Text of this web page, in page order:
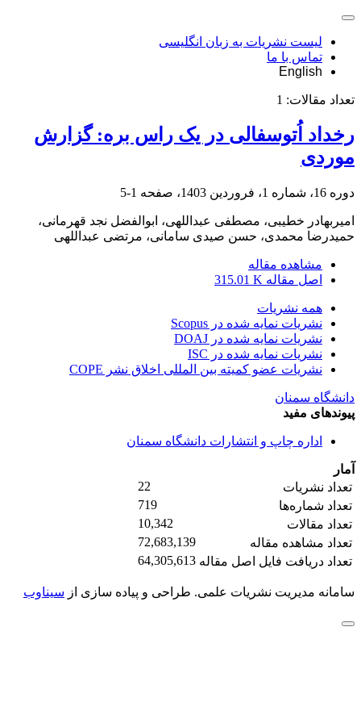
لیست نشریات به زبان انگلیسی
تماس با ما
English
تعداد مقالات: 1
رخداد اُتوسفالی در یک راس بره: گزارش
موردی
دوره 16، شماره 1، فروردین 1403، صفحه 1-5
امیربهادر خطیبی، مصطفی عبداللهی، ابوالفضل نجد قهرمانی،
حمیدرضا محمدی، حسن صیدی سامانی، مرتضی عبداللهی
مشاهده مقاله
اصل مقاله 315.01 K
همه نشریات
نشریات نمایه شده در Scopus
نشریات نمایه شده در DOAJ
نشریات نمایه شده در ISC
نشریات عضو کمیته بین المللی اخلاق نشر COPE
دانشگاه سمنان
پیوندهای مفید
اداره چاپ و انتشارات دانشگاه سمنان
آمار
تعداد نشریات
22
تعداد شماره‌ها
719
تعداد مقالات
10,342
تعداد مشاهده مقاله
72,683,139
تعداد دریافت فایل اصل مقاله 64,305,613
سامانه مدیریت نشریات علمی. طراحی و پیاده سازی از سیناوب